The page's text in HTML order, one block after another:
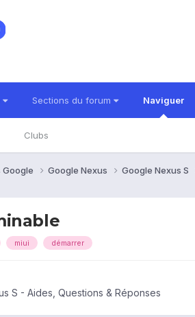
Sections du forum Naviguer
Clubs
Google Nexus Google Nexus S
miui démarrer
S - Aides, Questions & Réponses